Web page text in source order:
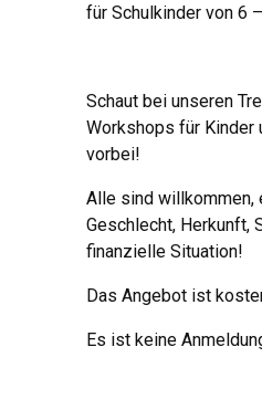
für Schulkinder von 6
Schaut bei unseren
Workshops für Kinder
vorbei!
Alle sind willkommen,
Geschlecht, Herkunft,
finanzielle Situation!
Das Angebot ist
Es ist keine